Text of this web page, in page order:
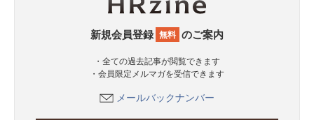
新規会員登録 無料 のご案内
・全ての過去記事が閲覧できます
・会員限定メルマガを受信できます
メールバックナンバー